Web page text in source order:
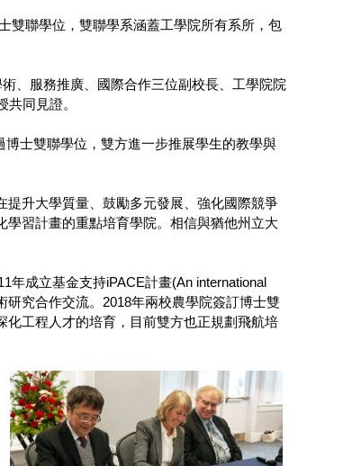
雙聯學位，雙聯學系涵蓋工學院所有系所，包
、服務推廣、國際合作三位副校長、工學院院
同見證。
士雙聯學位，雙方進一步推展學生的教學與
升大學質量、鼓勵多元發展、強化國際競爭
習計畫的重點培育學院。相信與猶他州立大
年成立基金支持iPACE計畫(An international
研究合作交流。2018年兩校農學院簽訂博士雙
工程人才的培育，目前雙方也正規劃飛航培